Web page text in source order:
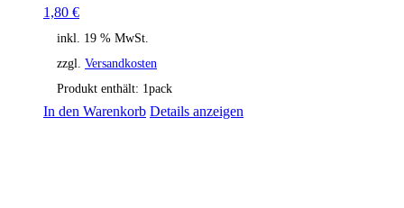
1,80 €
inkl. 19 % MwSt.
zzgl. Versandkosten
Produkt enthält: 1pack
In den Warenkorb Details anzeigen